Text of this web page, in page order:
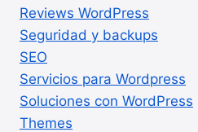
Reviews WordPress
Seguridad y backups
SEO
Servicios para Wordpress
Soluciones con WordPress
Themes